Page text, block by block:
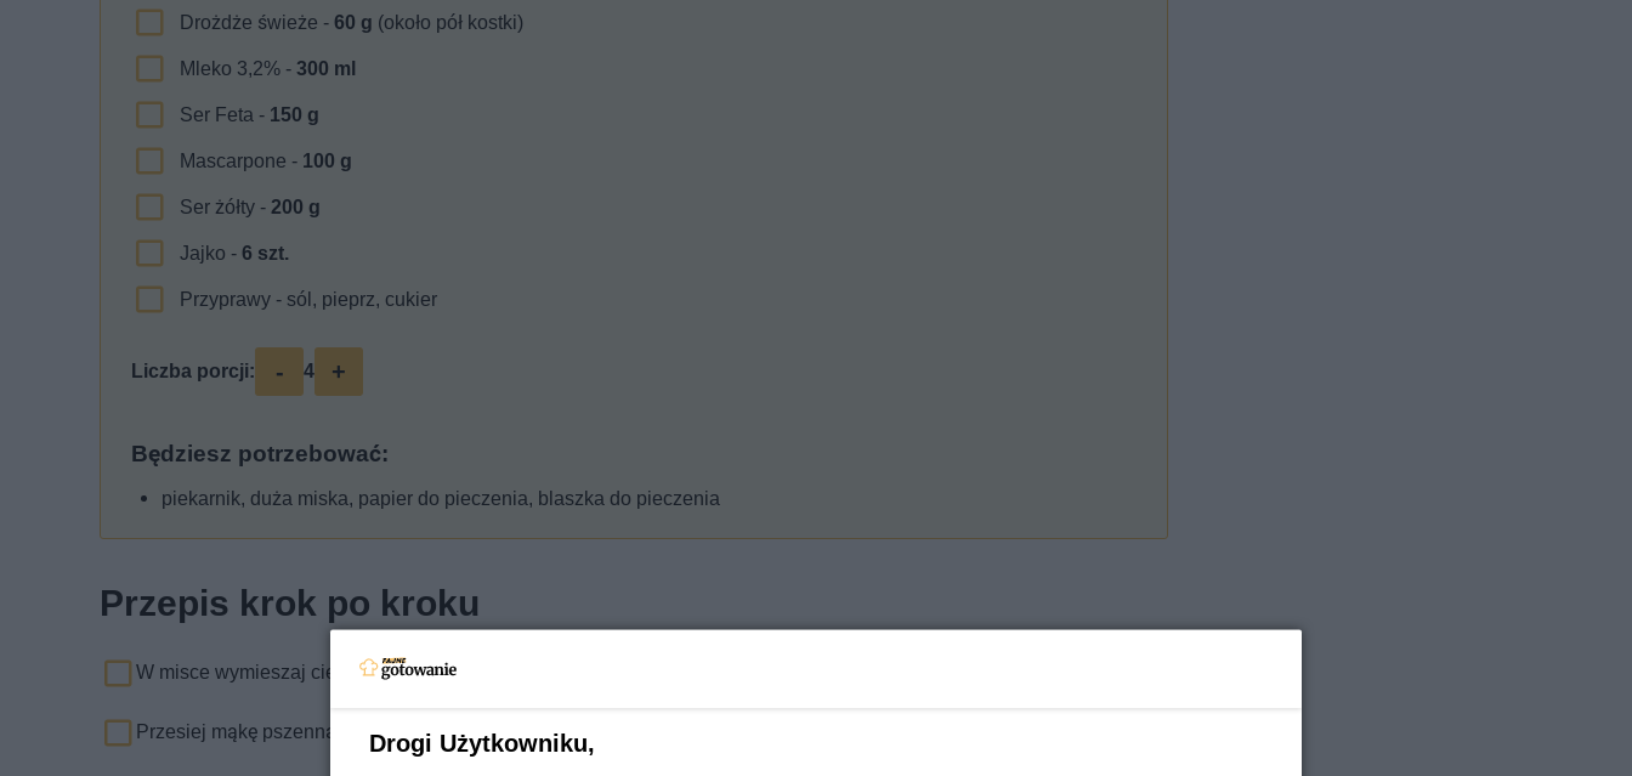
Drożdże świeże - 60 g (około pół kostki)
Mleko 3,2% - 300 ml
Ser Feta - 150 g
Mascarpone - 100 g
Ser żółty - 200 g
Jajko - 6 szt.
Przyprawy - sól, pieprz, cukier
Liczba porcji: - 4 +
Będziesz potrzebować:
piekarnik, duża miska, papier do pieczenia, blaszka do pieczenia
Przepis krok po kroku
W misce wymieszaj ciepłe mleko, drożdże, cukier i łyżkę mąki.
Przesiej mąkę pszenną, dodaj do niej zaczyn, roztopione masło i sól.
Drogi Użytkowniku,